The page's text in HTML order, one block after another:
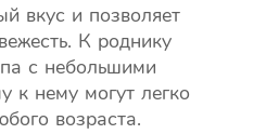
вкус и позволяет
К роднику
с небольшими
к нему могут легко
возраста.